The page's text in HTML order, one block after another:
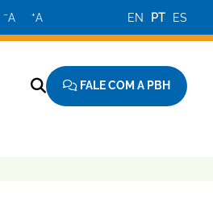
−A +A EN PT ES
FALE COM A PBH